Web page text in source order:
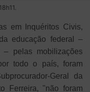
em Inquéritos Civis,
educação federal –
– pelas mobilizações
todo o país, foram
Geral da
Ferreira, "não foram